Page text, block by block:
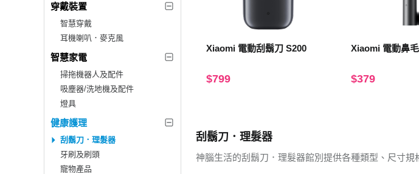
穿戴裝置
智慧穿戴
耳機喇叭．麥克風
智慧家電
掃拖機器人及配件
吸塵器/洗地機及配件
燈具
健康護理
刮鬍刀．理髮器
牙刷及刷頭
寵物產品
Xiaomi 電動刮鬍刀 S200
$799
Xiaomi 電動鼻
$379
刮鬍刀．理髮器
神腦生活的刮鬍刀．理髮器館別提供各種類型、尺寸